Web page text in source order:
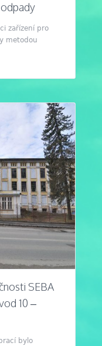
zařízení pro
metodou
SEBA
10 –
bylo